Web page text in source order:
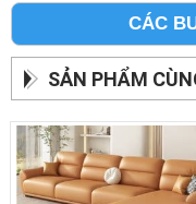
CÁC
SẢN PHẨM